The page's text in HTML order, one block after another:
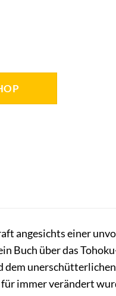
angesichts einer
Buch über das
immer verändert